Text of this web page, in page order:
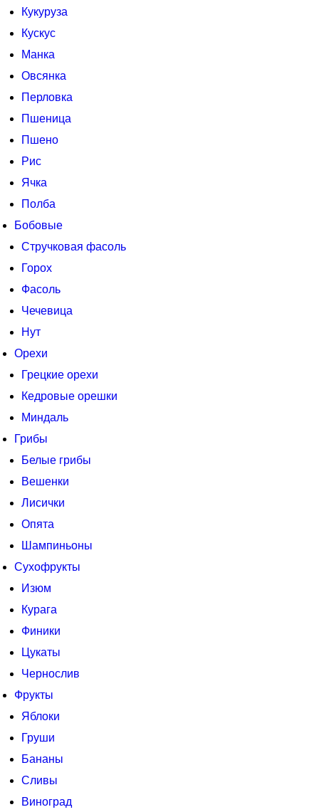
Кукуруза
Кускус
Манка
Овсянка
Перловка
Пшеница
Пшено
Рис
Ячка
Полба
Бобовые
Стручковая фасоль
Горох
Фасоль
Чечевица
Нут
Орехи
Грецкие орехи
Кедровые орешки
Миндаль
Грибы
Белые грибы
Вешенки
Лисички
Опята
Шампиньоны
Сухофрукты
Изюм
Курага
Финики
Цукаты
Чернослив
Фрукты
Яблоки
Груши
Бананы
Сливы
Виноград